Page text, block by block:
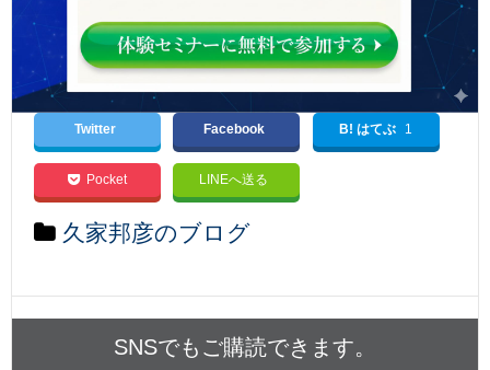
Twitter Facebook B! はてぶ 1
Pocket LINEへ送る
久家邦彦のブログ
SNSでもご購読できます。